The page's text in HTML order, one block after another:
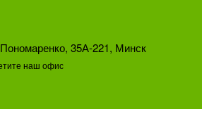
35А-221, Минск
наш офис